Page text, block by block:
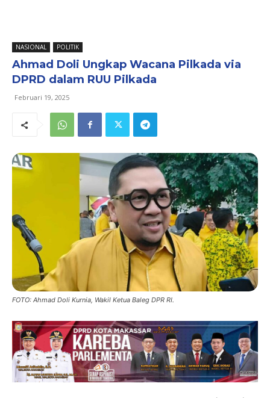
NASIONAL POLITIK
Ahmad Doli Ungkap Wacana Pilkada via
DPRD dalam RUU Pilkada
Februari 19, 2025
FOTO: Ahmad Doli Kurnia, Wakil Ketua Baleg DPR RI.